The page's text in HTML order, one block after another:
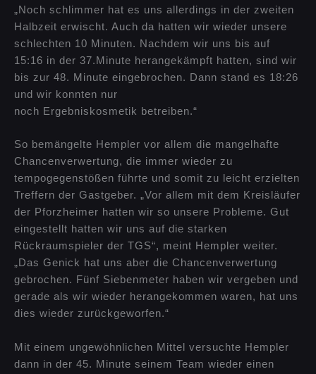
„Noch schlimmer hat es uns allerdings in der zweiten
Halbzeit erwischt. Auch da hatten wir wieder unsere
schlechten 10 Minuten. Nachdem wir uns bis auf
15:16 in der 37.Minute herangekämpft hatten, sind wir
bis zur 48. Minute eingebrochen. Dann stand es 18:26
und wir konnten nur
noch Ergebniskosmetik betreiben.“
So bemängelte Hempler vor allem die mangelhafte
Chancenverwertung, die immer wieder zu
tempogegenstößen führte und somit zu leicht erzielten
Treffern der Gastgeber. „Vor allem mit dem Kreisläufer
der Pforzheimer hatten wir so unsere Probleme. Gut
eingestellt hatten wir uns auf die starken
Rückraumspieler der TGS“, meint Hempler weiter.
„Das Genick hat uns aber die Chancenverwertung
gebrochen. Fünf Siebenmeter haben wir vergeben und
gerade als wir wieder herangekommen waren, hat uns
dies wieder zurückgeworfen.“
Mit einem ungewöhnlichen Mittel versuchte Hempler
dann in der 45. Minute seinem Team wieder einen